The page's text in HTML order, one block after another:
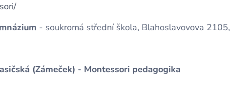
- soukromá střední škola, Blahoslavovova 2105,
(Zámeček) - Montessori pedagogika